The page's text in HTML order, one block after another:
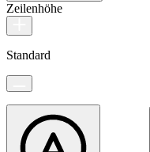
Zeilenhöhe
Standard